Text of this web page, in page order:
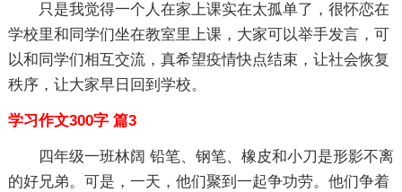
只是我觉得一个人在家上课实在太孤单了，很怀恋在
学校里和同学们坐在教室里上课，大家可以举手发言，可
以和同学们相互交流，真希望疫情快点结束，让社会恢复
秩序，让大家早日回到学校。
学习作文300字 篇3
四年级一班林阔 铅笔、钢笔、橡皮和小刀是形影不离
的好兄弟。可是，一天，他们聚到一起争功劳。他们争着